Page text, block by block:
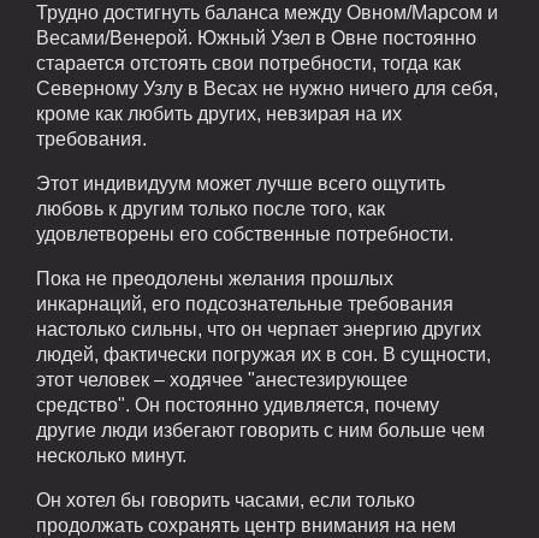
Трудно достигнуть баланса между Овном/Марсом и
Весами/Венерой. Южный Узел в Овне постоянно
старается отстоять свои потребности, тогда как
Северному Узлу в Весах не нужно ничего для себя,
кроме как любить других, невзирая на их
требования.
Этот индивидуум может лучше всего ощутить
любовь к другим только после того, как
удовлетворены его собственные потребности.
Пока не преодолены желания прошлых
инкарнаций, его подсознательные требования
настолько сильны, что он черпает энергию других
людей, фактически погружая их в сон. В сущности,
этот человек – ходячее "анестезирующее
средство". Он постоянно удивляется, почему
другие люди избегают говорить с ним больше чем
несколько минут.
Он хотел бы говорить часами, если только
продолжать сохранять центр внимания на нем